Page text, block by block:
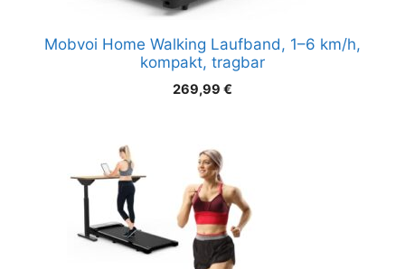
Mobvoi Home Walking Laufband, 1–6 km/h,
kompakt, tragbar
269,99 €